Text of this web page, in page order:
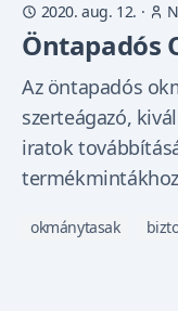
2020. aug. 12. ·
Öntapadós
Az öntapadós
szerteágazó,
iratok
okmánytasak